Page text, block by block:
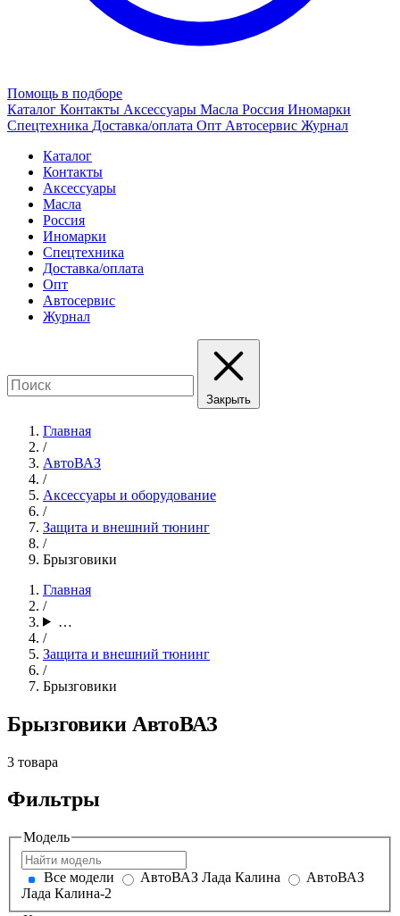
Помощь в подборе
Каталог Контакты Аксессуары Масла Россия Иномарки
Спецтехника Доставка/оплата Опт Автосервис Журнал
Каталог
Контакты
Аксессуары
Масла
Россия
Иномарки
Спецтехника
Доставка/оплата
Опт
Автосервис
Журнал
Закрыть
Главная
/
АвтоВАЗ
/
Аксессуары и оборудование
/
Защита и внешний тюнинг
/
Брызговики
Главная
/
…
/
Защита и внешний тюнинг
/
Брызговики
Брызговики АвтоВАЗ
3 товара
Фильтры
Модель
Все модели АвтоВАЗ Лада Калина
АвтоВАЗ
Лада Калина-2